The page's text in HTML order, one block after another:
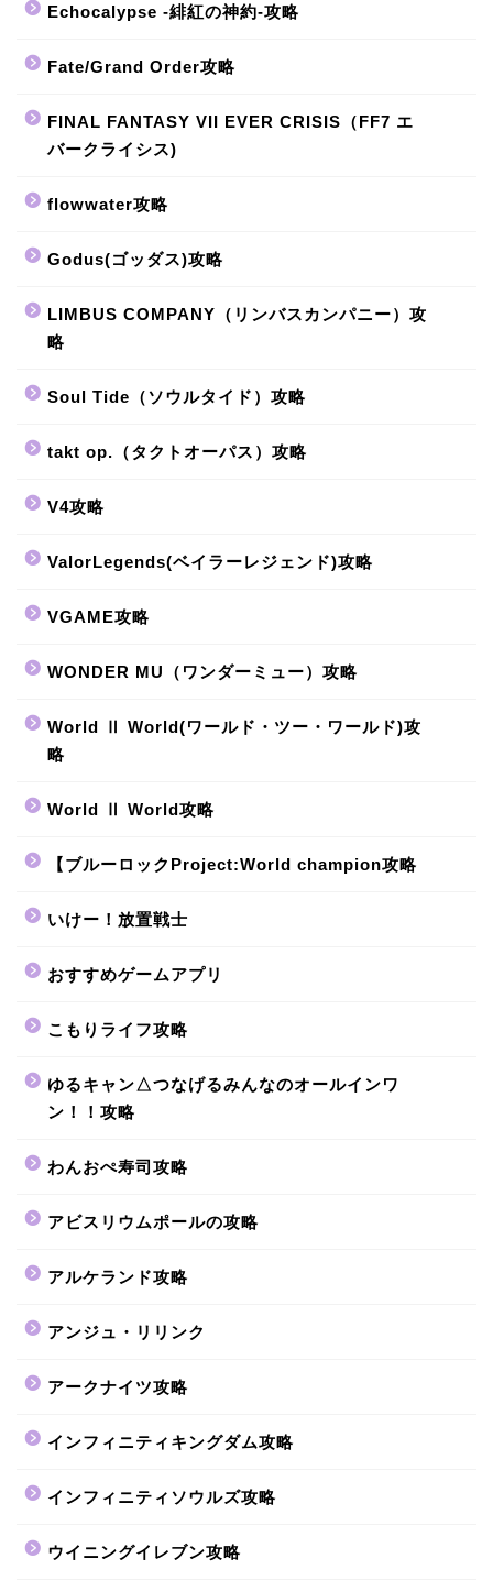
Echocalypse -緋紅の神約-攻略
Fate/Grand Order攻略
FINAL FANTASY VII EVER CRISIS（FF7 エ
バークライシス)
flowwater攻略
Godus(ゴッダス)攻略
LIMBUS COMPANY（リンバスカンパニー）攻
略
Soul Tide（ソウルタイド）攻略
takt op.（タクトオーパス）攻略
V4攻略
ValorLegends(ベイラーレジェンド)攻略
VGAME攻略
WONDER MU（ワンダーミュー）攻略
World Ⅱ World(ワールド・ツー・ワールド)攻
略
World Ⅱ World攻略
【ブルーロックProject:World champion攻略
いけー！放置戦士
おすすめゲームアプリ
こもりライフ攻略
ゆるキャン△つなげるみんなのオールインワ
ン！！攻略
わんおぺ寿司攻略
アビスリウムポールの攻略
アルケランド攻略
アンジュ・リリンク
アークナイツ攻略
インフィニティキングダム攻略
インフィニティソウルズ攻略
ウイニングイレブン攻略